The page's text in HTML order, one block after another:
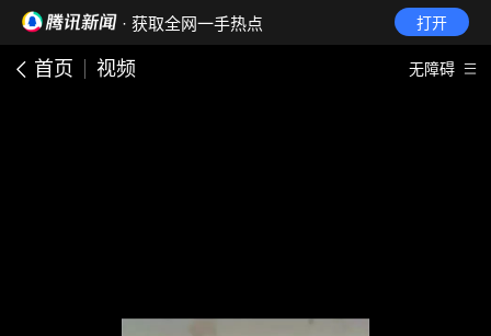
· 获取全网一手热点 打开
首页 视频 无障碍